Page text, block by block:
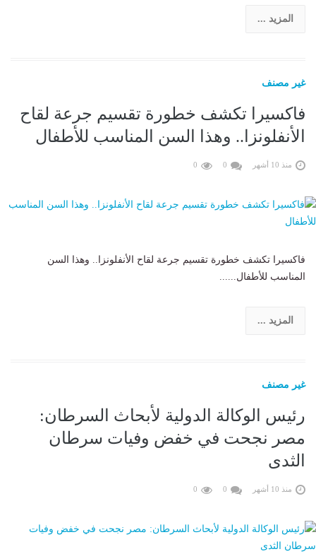
المزيد ...
غير مصنف
فاكسيرا تكشف خطورة تقسيم جرعة لقاح
الأنفلونزا.. وهذا السن المناسب للأطفال
منذ 10 أشهر 0
0
فاكسيرا تكشف خطورة تقسيم جرعة لقاح الأنفلونزا.. وهذا السن
المناسب للأطفال......
المزيد ...
غير مصنف
رئيس الوكالة الدولية لأبحاث السرطان:
مصر نجحت في خفض وفيات سرطان
الثدى
منذ 10 أشهر 0
0